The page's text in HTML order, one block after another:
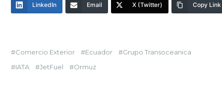
LinkedIn Email X (Twitter) Copy Link
Comercio Exterior Ecuador
Grupo Transoceanica
IATA
JetFuel Ormuz